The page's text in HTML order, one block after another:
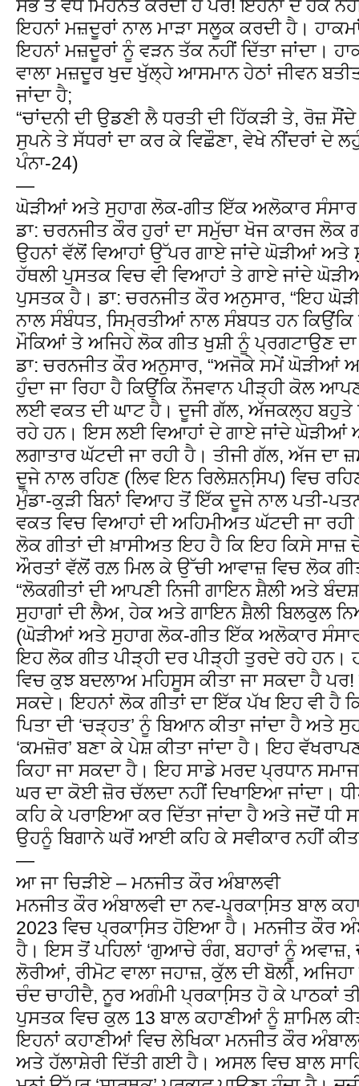
ਸਭ ਤੋਂ ਵੱਧ ਮਿਹਨਤ ਕਰਦੀ ਹੈ ਪਰ! ਇਹਨਾਂ ਦੇ ਹੱਕ
ਇਹਨਾਂ ਮਜ਼ਦੂਰਾਂ ਨਾਲ ਮਾੜਾ ਸਲੂਕ ਕਰਦੀ ਹੈ।
ਇਹਨਾਂ ਮਜ਼ਦੂਰਾਂ ਨੂੰ ਵੜਨ ਤੱਕ ਨਹੀਂ ਦਿੱਤਾ ਜਾਂਦਾ।
ਵਾਲਾ ਮਜ਼ਦੂਰ ਖੁਦ ਖੁੱਲ੍ਹੇ ਆਸਮਾਨ ਹੇਠਾਂ ਜੀਵਨ
ਜਾਂਦਾ ਹੈ;
“ਚਾਂਦਨੀ ਦੀ ਉਡਣੀ ਲੈ ਧਰਤੀ ਦੀ ਹਿੱਕੜੀ ਤੇ, ਰੋਜ਼
ਸੁਪਨੇ ਤੇ ਸੱਧਰਾਂ ਦਾ ਕਰ ਕੇ ਵਿਛੌਣਾ, ਵੇਖੇ ਨੀਂਦਰਾਂ ਦੇ
ਪੰਨਾ-24)
—
ਘੋੜੀਆਂ ਅਤੇ ਸੁਹਾਗ ਲੋਕ-ਗੀਤ ਇੱਕ ਅਲੋਕਾਰ ਸੰਸਾਰ
ਡਾ: ਚਰਨਜੀਤ ਕੌਰ ਹੁਰਾਂ ਦਾ ਸਮੁੱਚਾ ਖੋਜ ਕਾਰਜ ਲੋਕ
ਉਹਨਾਂ ਵੱਲੋਂ ਵਿਆਹਾਂ ਉੱਪਰ ਗਾਏ ਜਾਂਦੇ ਘੋੜੀਆਂ ਅਤੇ
ਹੱਥਲੀ ਪੁਸਤਕ ਵਿਚ ਵੀ ਵਿਆਹਾਂ ਤੇ ਗਾਏ ਜਾਂਦੇ
ਪੁਸਤਕ ਹੈ। ਡਾ: ਚਰਨਜੀਤ ਕੌਰ ਅਨੁਸਾਰ, “ਇਹ
ਨਾਲ ਸੰਬੰਧਤ, ਸਿਮ੍ਰਤੀਆਂ ਨਾਲ ਸੰਬਧਤ ਹਨ
ਮੌਕਿਆਂ ਤੇ ਅਜਿਹੇ ਲੋਕ ਗੀਤ ਖੁਸ਼ੀ ਨੂੰ ਪ੍ਰਗਟਾਉਣ ਦਾ
ਡਾ: ਚਰਨਜੀਤ ਕੌਰ ਅਨੁਸਾਰ, “ਅਜੋਕੇ ਸਮੇਂ ਘੋੜੀਆਂ
ਹੁੰਦਾ ਜਾ ਰਿਹਾ ਹੈ ਕਿਉਂਕਿ ਨੌਜਵਾਨ ਪੀੜ੍ਹੀ ਕੋਲ
ਲਈ ਵਕਤ ਦੀ ਘਾਟ ਹੈ। ਦੂਜੀ ਗੱਲ, ਅੱਜਕਲ੍ਹ ਬਹੁਤੇ
ਰਹੇ ਹਨ। ਇਸ ਲਈ ਵਿਆਹਾਂ ਦੇ ਗਾਏ ਜਾਂਦੇ ਘੋੜੀਆਂ
ਲਗਾਤਾਰ ਘੱਟਦੀ ਜਾ ਰਹੀ ਹੈ। ਤੀਜੀ ਗੱਲ, ਅੱਜ ਦਾ
ਦੂਜੇ ਨਾਲ ਰਹਿਣ (ਲਿਵ ਇਨ ਰਿਲੇਸ਼ਨਸਿ਼ਪ) ਵਿਚ
ਮੁੰਡਾ-ਕੁੜੀ ਬਿਨਾਂ ਵਿਆਹ ਤੋਂ ਇੱਕ ਦੂਜੇ ਨਾਲ ਪਤੀ-
ਵਕਤ ਵਿਚ ਵਿਆਹਾਂ ਦੀ ਅਹਿਮੀਅਤ ਘੱਟਦੀ ਜਾ ਰਹੀ
ਲੋਕ ਗੀਤਾਂ ਦੀ ਖ਼ਾਸੀਅਤ ਇਹ ਹੈ ਕਿ ਇਹ ਕਿਸੇ ਸਾਜ਼
ਔਰਤਾਂ ਵੱਲੋਂ ਰਲ਼ ਮਿਲ ਕੇ ਉੱਚੀ ਆਵਾਜ਼ ਵਿਚ ਲੋਕ
“ਲੋਕਗੀਤਾਂ ਦੀ ਆਪਣੀ ਨਿਜੀ ਗਾਇਨ ਸ਼ੈਲੀ ਅਤੇ
ਸੁਹਾਗਾਂ ਦੀ ਲੈਅ, ਹੇਕ ਅਤੇ ਗਾਇਨ ਸ਼ੈਲੀ ਬਿਲਕੁਲ
(ਘੋੜੀਆਂ ਅਤੇ ਸੁਹਾਗ ਲੋਕ-ਗੀਤ ਇੱਕ ਅਲੋਕਾਰ
ਇਹ ਲੋਕ ਗੀਤ ਪੀੜ੍ਹੀ ਦਰ ਪੀੜ੍ਹੀ ਤੁਰਦੇ ਰਹੇ ਹਨ।
ਵਿਚ ਕੁਝ ਬਦਲਾਅ ਮਹਿਸੂਸ ਕੀਤਾ ਜਾ ਸਕਦਾ ਹੈ
ਸਕਦੇ। ਇਹਨਾਂ ਲੋਕ ਗੀਤਾਂ ਦਾ ਇੱਕ ਪੱਖ ਇਹ ਵੀ ਹੈ
ਪਿਤਾ ਦੀ ‘ਚੜ੍ਹਤ’ ਨੂੰ ਬਿਆਨ ਕੀਤਾ ਜਾਂਦਾ ਹੈ ਅਤੇ
‘ਕਮਜ਼ੋਰ’ ਬਣਾ ਕੇ ਪੇਸ਼ ਕੀਤਾ ਜਾਂਦਾ ਹੈ। ਇਹ
ਕਿਹਾ ਜਾ ਸਕਦਾ ਹੈ। ਇਹ ਸਾਡੇ ਮਰਦ ਪ੍ਰਧਾਨ
ਘਰ ਦਾ ਕੋਈ ਜ਼ੋਰ ਚੱਲਦਾ ਨਹੀਂ ਦਿਖਾਇਆ ਜਾਂਦਾ।
ਕਹਿ ਕੇ ਪਰਾਇਆ ਕਰ ਦਿੱਤਾ ਜਾਂਦਾ ਹੈ ਅਤੇ ਜਦੋਂ ਧੀ
ਉਹਨੂੰ ਬਿਗਾਨੇ ਘਰੋਂ ਆਈ ਕਹਿ ਕੇ ਸਵੀਕਾਰ ਨਹੀਂ
—
ਆ ਜਾ ਚਿੜੀਏ – ਮਨਜੀਤ ਕੌਰ ਅੰਬਾਲਵੀ
ਮਨਜੀਤ ਕੌਰ ਅੰਬਾਲਵੀ ਦਾ ਨਵ-ਪ੍ਰਕਾਸਿ਼ਤ ਬਾਲ
2023 ਵਿਚ ਪ੍ਰਕਾਸਿ਼ਤ ਹੋਇਆ ਹੈ। ਮਨਜੀਤ ਕੌਰ
ਹੈ। ਇਸ ਤੋਂ ਪਹਿਲਾਂ ‘ਗੁਆਚੇ ਰੰਗ, ਬਹਾਰਾਂ ਨੂੰ
ਲੋਰੀਆਂ, ਰੀਮੋਟ ਵਾਲਾ ਜਹਾਜ਼, ਕੁੱਲ ਦੀ ਬੋਲੀ,
ਚੰਦ ਚਾਹੀਦੈ, ਨੂਰ ਅਗੰਮੀ ਪ੍ਰਕਾਸਿ਼ਤ ਹੋ ਕੇ ਪਾਠਕਾਂ
ਪੁਸਤਕ ਵਿਚ ਕੁਲ 13 ਬਾਲ ਕਹਾਣੀਆਂ ਨੂੰ ਸ਼ਾਮਿਲ
ਇਹਨਾਂ ਕਹਾਣੀਆਂ ਵਿਚ ਲੇਖਿਕਾ ਮਨਜੀਤ ਕੌਰ
ਅਤੇ ਹੱਲਾਸ਼ੇਰੀ ਦਿੱਤੀ ਗਈ ਹੈ। ਅਸਲ ਵਿਚ ਬਾਲ